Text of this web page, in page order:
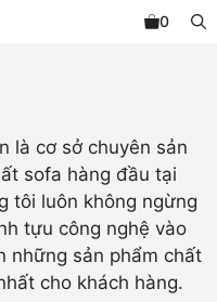
0
là cơ sở chuyên sản
sofa hàng đầu tại
tôi luôn không ngừng
tựu công nghệ vào
những sản phẩm chất
cho khách hàng.